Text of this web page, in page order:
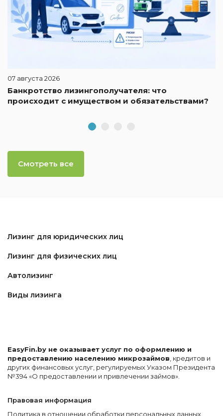
07 августа 2026
Банкротство лизингополучателя: что
происходит с имуществом и обязательствами?
Смотреть все
Лизинг для юридических лиц
Лизинг для физических лиц
Автолизинг
Виды лизинга
EasyFin.by не оказывает услуг по оформлению и
предоставлению населению микрозаймов , кредитов и
других финансовых услуг, регулируемых Указом Президента
№394 «О предоставлении и привлечении займов».
Правовая информация
Политика в отношении обработки персональных данных